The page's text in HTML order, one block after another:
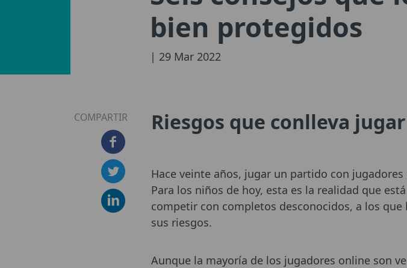
bien protegidos
| 29 Mar 2022
COMPARTIR Riesgos que conlleva
Hace veinte años, jugar un partido con
Para los niños de hoy, esta es la realidad que
competir con completos desconocidos, a los
sus riesgos.
Aunque la mayoría de los jugadores online son